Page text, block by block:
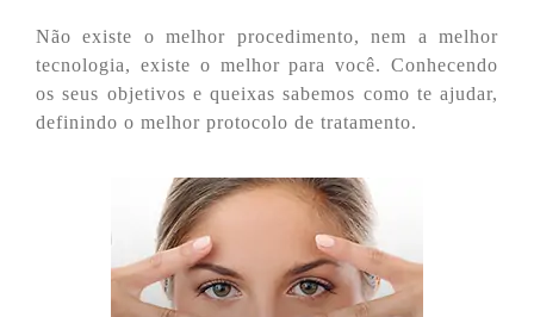
Não existe o melhor procedimento, nem a melhor
tecnologia, existe o melhor para você. Conhecendo
os seus objetivos e queixas sabemos como te ajudar,
definindo o melhor protocolo de tratamento.